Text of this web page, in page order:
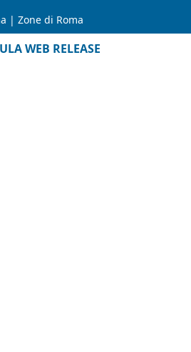
| Zone di Roma
WEB RELEASE